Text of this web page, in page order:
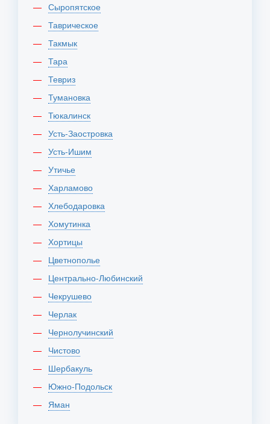
Сыропятское
Таврическое
Такмык
Тара
Тевриз
Тумановка
Тюкалинск
Усть-Заостровка
Усть-Ишим
Утичье
Харламово
Хлебодаровка
Хомутинка
Хортицы
Цветнополье
Центрально-Любинский
Чекрушево
Черлак
Чернолучинский
Чистово
Шербакуль
Южно-Подольск
Яман